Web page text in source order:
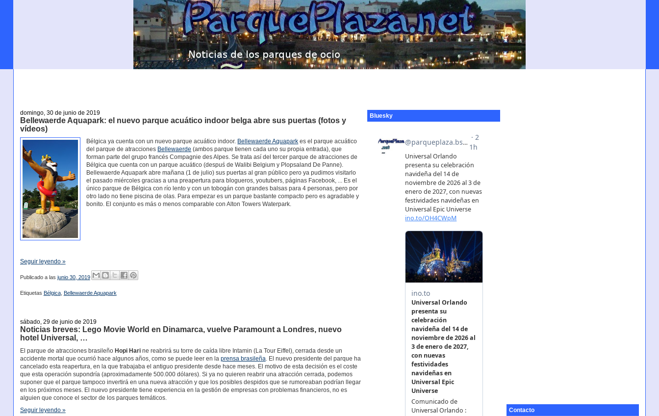
Contacto
domingo, 30 de junio de 2019
Bellewaerde Aquapark: el nuevo parque acuático indoor belga abre sus puertas (fotos y
vídeos)
Bélgica ya cuenta con un nuevo parque acuático indoor. Bellewaerde Aquapark es el parque acuático
del parque de atracciones Bellewaerde (ambos parque tienen cada uno su propia entrada), que
forman parte del grupo francés Compagnie des Alpes. Se trata así del tercer parque de atracciones de
Bélgica que cuenta con un parque acuático (despuś de Walibi Belgium y Plopsaland De Panne).
Bellewaerde Aquapark abre mañana (1 de julio) sus puertas al gran público pero ya pudimos visitarlo
el pasado miércoles gracias a una preapertura para blogueros, youtubers, páginas Facebook, ... Es el
único parque de Bélgica con río lento y con un tobogán con grandes balsas para 4 personas, pero por
otro lado no tiene piscina de olas. Para empezar es un parque bastante compacto pero es agradable y
bonito. El conjunto es más o menos comparable con Alton Towers Waterpark.
Seguir leyendo »
Publicado a las junio 30, 2019
Etiquetas Bélgica, Bellewaerde Aquapark
sábado, 29 de junio de 2019
Noticias breves: Lego Movie World en Dinamarca, vuelve Paramount a Londres, nuevo
hotel Universal, …
El parque de atracciones brasileño Hopi Harine reabrirá su torre de caída libre Intamin (La Tour Eiffel), cerrada desde un
accidente mortal que ocurrió hace algunos años, como se puede leer en la prensa brasileña. El nuevo presidente del parque ha
cancelado esta reapertura, en la que trabajaba el antiguo presidente desde hace meses. El motivo de esta decisión es el coste
que esta operación supondría (aproximadamente 500.000 dólares). Si ya no quieren reabrir una atracción cerrada, podemos
suponer que el parque tampoco invertirá en una nueva atracción y que los posibles despidos que se rumoreaban podrían llegar
en los próximos meses. El nuevo presidente tiene experiencia en la gestión de empresas con problemas financieros, no es
alguien que conoce el sector de los parques temáticos.
Seguir leyendo »
Bluesky